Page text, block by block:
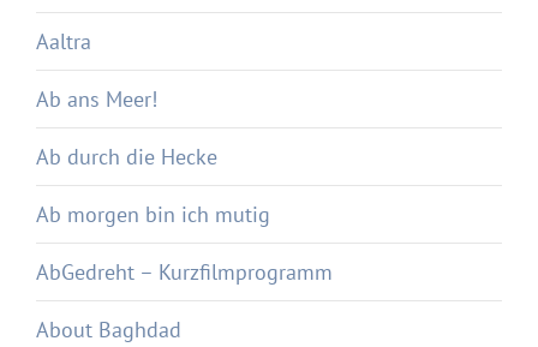
Aaltra
Ab ans Meer!
Ab durch die Hecke
Ab morgen bin ich mutig
AbGedreht – Kurzfilmprogramm
About Baghdad